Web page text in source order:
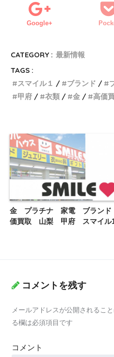
Google+
CATEGORY : 最新情報
TAGS :
スマイル１
ブランド
甲府
衣類 金 高価
金 プラチナ 家電 ブラン
価買取 山梨 甲府 スマイル
コメントを残す
メールアドレスが公開されること
る欄は必須項目です
コメント